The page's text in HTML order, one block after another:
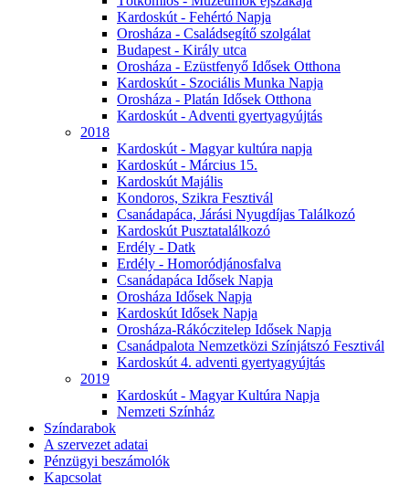
Kardoskút - Fehértó Napja
Orosháza - Családsegítő szolgálat
Budapest - Király utca
Orosháza - Ezüstfenyő Idősek Otthona
Kardoskút - Szociális Munka Napja
Orosháza - Platán Idősek Otthona
Kardoskút - Adventi gyertyagyújtás
2018
Kardoskút - Magyar kultúra napja
Kardoskút - Március 15.
Kardoskút Majális
Kondoros, Szikra Fesztivál
Csanádapáca, Járási Nyugdíjas Találkozó
Kardoskút Pusztatalálkozó
Erdély - Datk
Erdély - Homoródjánosfalva
Csanádapáca Idősek Napja
Orosháza Idősek Napja
Kardoskút Idősek Napja
Orosháza-Rákóczitelep Idősek Napja
Csanádpalota Nemzetközi Színjátszó Fesztivál
Kardoskút 4. adventi gyertyagyújtás
2019
Kardoskút - Magyar Kultúra Napja
Nemzeti Színház
Színdarabok
A szervezet adatai
Pénzügyi beszámolók
Kapcsolat